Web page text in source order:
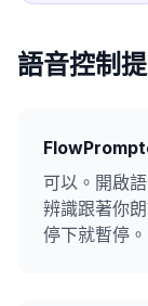
語音控制
可以。開啟
辨識跟著你
停下就暫停。